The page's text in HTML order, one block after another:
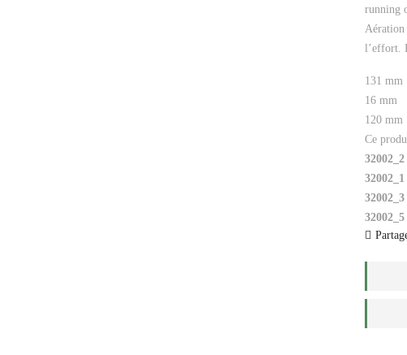
running
Aération
l’effort.
131 mm
16 mm
120 mm
Ce
32002_2
32002_1
32002_3
32002_5